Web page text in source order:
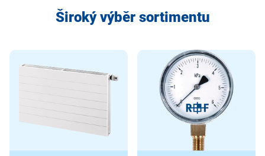
Široký výběr sortimentu